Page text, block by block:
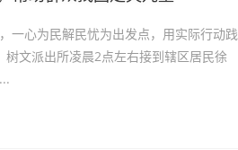
一心为民解民忧为出发点，用实际行动践
树文派出所凌晨2点左右接到辖区居民徐